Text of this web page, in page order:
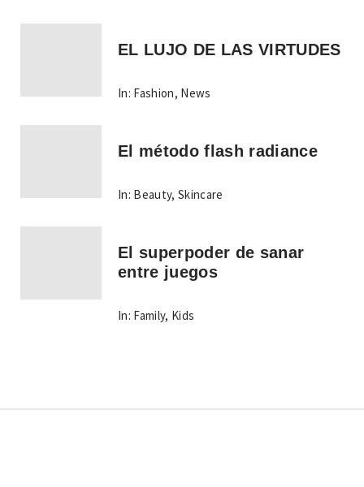
EL LUJO DE LAS VIRTUDES
In: Fashion, News
El método flash radiance
In: Beauty,Skincare
El superpoder de sanar
entre juegos
In: Family, Kids